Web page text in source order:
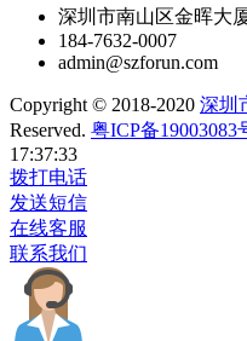
深圳市南山区金晖大
184-7632-0007
admin@szforun.com
Copyright © 2018-2020 深圳
Reserved. 粤ICP备19003083
17:37:33
拨打电话
发送短信
在线客服
联系我们